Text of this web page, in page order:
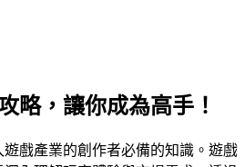
略，讓你成為高手！
戲產業的創作者必備的知識。遊戲